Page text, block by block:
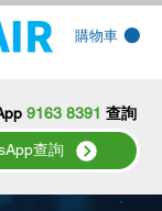
購物車
9163 8391 查詢
查詢